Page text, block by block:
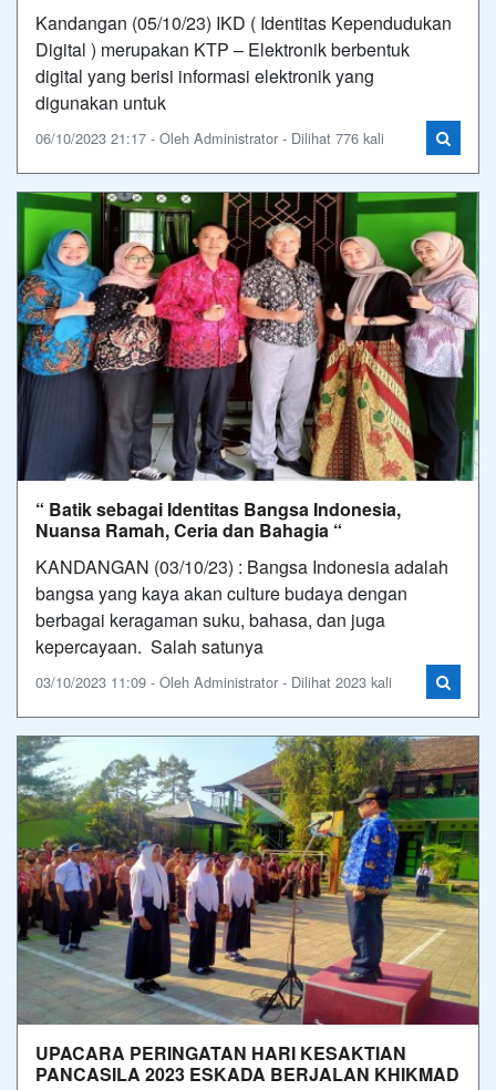
Kandangan (05/10/23) IKD ( Identitas Kependudukan
Digital ) merupakan KTP – Elektronik berbentuk
digital yang berisi informasi elektronik yang
digunakan untuk
06/10/2023 21:17 - Oleh Administrator - Dilihat 776 kali
“ Batik sebagai Identitas Bangsa Indonesia,
Nuansa Ramah, Ceria dan Bahagia “
KANDANGAN (03/10/23) : Bangsa Indonesia adalah
bangsa yang kaya akan culture budaya dengan
berbagai keragaman suku, bahasa, dan juga
kepercayaan. Salah satunya
03/10/2023 11:09 - Oleh Administrator - Dilihat 2023 kali
UPACARA PERINGATAN HARI KESAKTIAN
PANCASILA 2023 ESKADA BERJALAN KHIKMAD